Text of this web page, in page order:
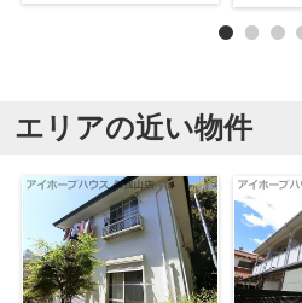
エリアの近い物件